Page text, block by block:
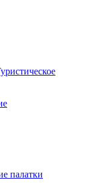
палатки